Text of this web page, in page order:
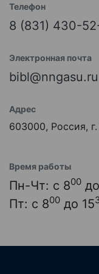
Телефон
8 (831) 430-
Электронная почта
bibl@nngasu.ru
Адрес
603000, Россия,
Время работы
Пн-Чт: с 800
Пт: с 800 до 15